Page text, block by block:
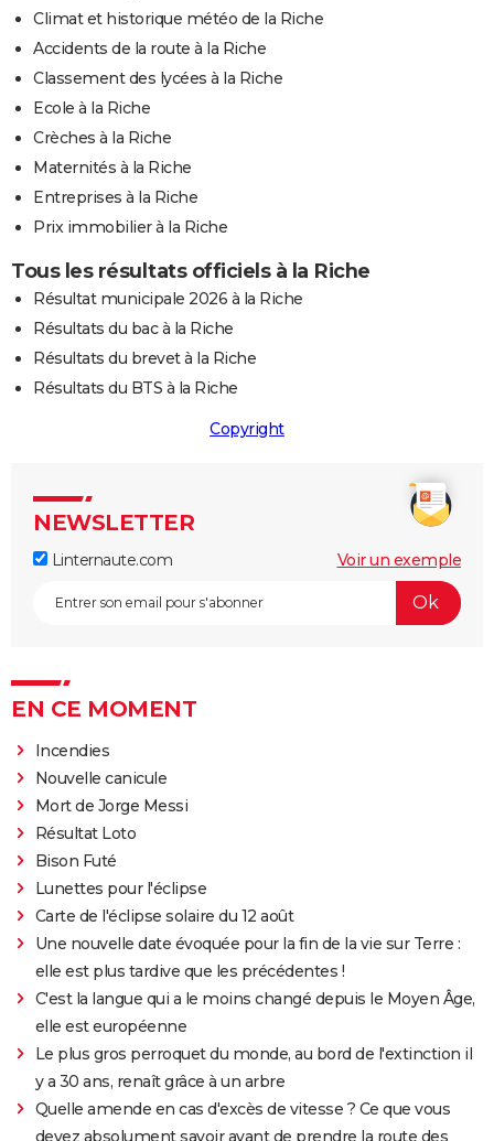
Climat et historique météo de la Riche
Accidents de la route à la Riche
Classement des lycées à la Riche
Ecole à la Riche
Crèches à la Riche
Maternités à la Riche
Entreprises à la Riche
Prix immobilier à la Riche
Tous les résultats officiels à la Riche
Résultat municipale 2026 à la Riche
Résultats du bac à la Riche
Résultats du brevet à la Riche
Résultats du BTS à la Riche
Copyright
NEWSLETTER
Linternaute.com Voir un exemple
EN CE MOMENT
Incendies
Nouvelle canicule
Mort de Jorge Messi
Résultat Loto
Bison Futé
Lunettes pour l'éclipse
Carte de l'éclipse solaire du 12 août
Une nouvelle date évoquée pour la fin de la vie sur Terre :
elle est plus tardive que les précédentes !
C'est la langue qui a le moins changé depuis le Moyen Âge,
elle est européenne
Le plus gros perroquet du monde, au bord de l'extinction il
y a 30 ans, renaît grâce à un arbre
Quelle amende en cas d'excès de vitesse ? Ce que vous
devez absolument savoir avant de prendre la route des